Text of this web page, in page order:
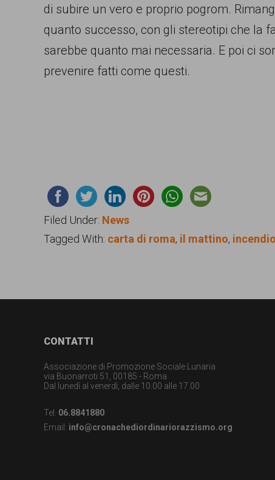
di subire un vero e proprio pogrom.
quanto successo, con gli stereotipi che la
sarebbe quanto mai necessaria. E poi ci
prevenire fatti come questi.
Filed Under: News
Tagged With: carta di roma, il mattino, incendio
FooterCONTATTI
Associazione di Promozione Sociale Lunaria
via Buonarroti 51, 00185 - Roma
Dal lunedì al venerdì, dalle 10.00 alle 17.00
Tel. 06.8841880
Email: info@cronachediordinariorazzismo.org